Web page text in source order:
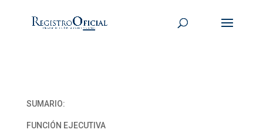
SUMARIO:
FUNCIÓN EJECUTIVA